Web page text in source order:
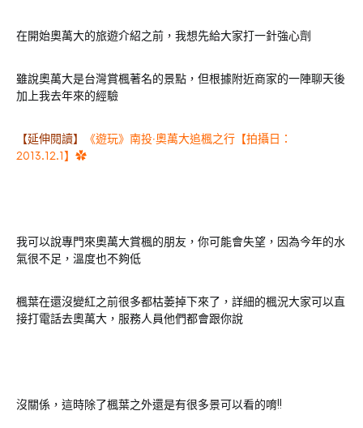
在開始奧萬大的旅遊介紹之前，我想先給大家打一針強心劑
雖說奧萬大是台灣賞楓著名的景點，但根據附近商家的一陣聊天後
加上我去年來的經驗
【延伸閱讀】
《遊玩》南投‧奧萬大追楓之行【拍攝日：
2013.12.1】✿
我可以說專門來奧萬大賞楓的朋友，你可能會失望，因為今年的水
氣很不足，溫度也不夠低
楓葉在還沒變紅之前很多都枯萎掉下來了，詳細的楓況大家可以直
接打電話去奧萬大，服務人員他們都會跟你說
沒關係，這時除了楓葉之外還是有很多景可以看的唷!!